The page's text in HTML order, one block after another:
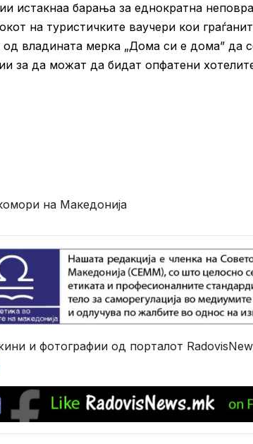
истакнаа барања за еднократна
на туристичките ваучери кои
од владината мерка „Дома си е дома” да
за да можат да бидат опфатени
на Мак­­едонија
и фотографии од порталот